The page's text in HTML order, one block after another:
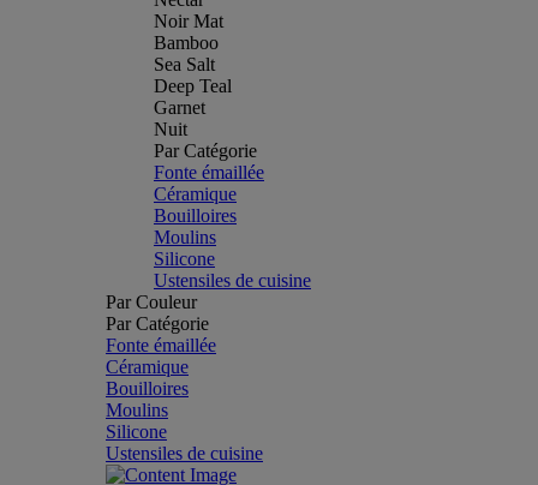
Noir Mat
Bamboo
Sea Salt
Deep Teal
Garnet
Nuit
Par Catégorie
Fonte émaillée
Céramique
Bouilloires
Moulins
Silicone
Ustensiles de cuisine
Par Couleur
Par Catégorie
Fonte émaillée
Céramique
Bouilloires
Moulins
Silicone
Ustensiles de cuisine